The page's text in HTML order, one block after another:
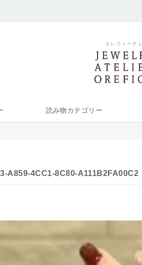
オレフィーチェ
読み物カテゴリー
A859-4CC1-8C80-A111B2FA00C2